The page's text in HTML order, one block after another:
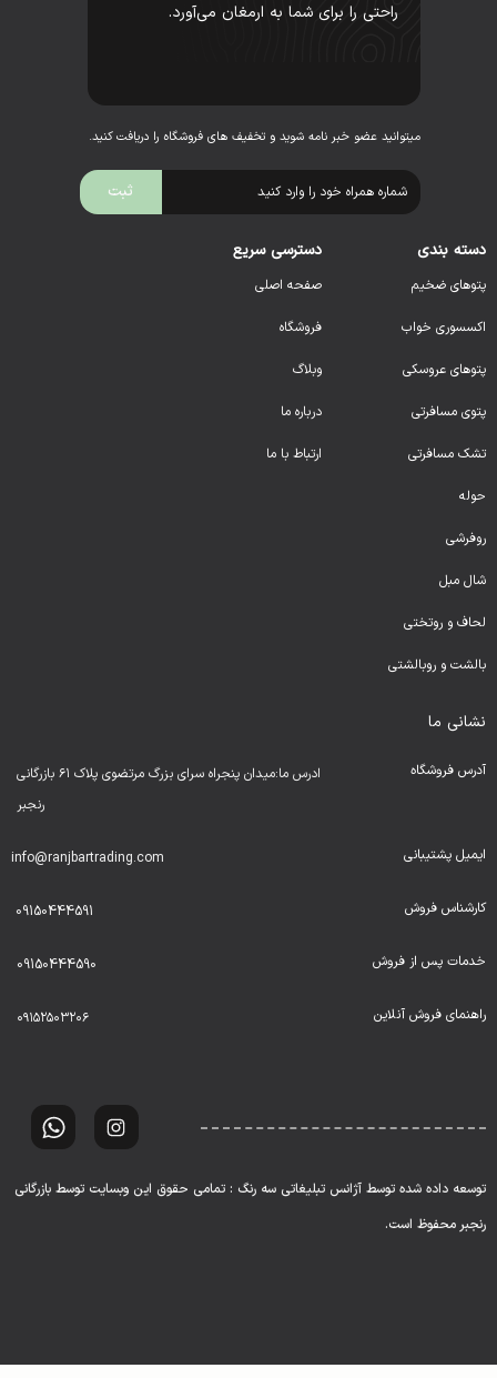
راحتی را برای شما به ارمغان می‌آورد.
میتوانید عضو خبر نامه شوید و تخفیف های فروشگاه را دریافت کنید.
دسته بندی
پتوهای ضخیم
اکسسوری خواب
پتوهای عروسکی
پتوی مسافرتی
تشک مسافرتی
حوله
روفرشی
شال مبل
لحاف و روتختی
بالشت و روبالشتی
دسترسی سریع
صفحه اصلی
فروشگاه
وبلاگ
درباره ما
ارتباط با ما
نشانی ما
آدرس فروشگاه
ادرس ما:میدان پنجراه سرای بزرگ مرتضوی پلاک ۶۱ بازرگانی
رنجبر
ایمیل پشتیبانی info@ranjbartrading.com
کارشناس فروش 09150444591
خدمات پس از فروش 09150444590
راهنمای فروش آنلاین ۰۹۱۵۲۵۰۳۲۰۶
توسعه داده شده توسط آژانس تبلیغاتی سه رنگ : تمامی حقوق این وبسایت توسط بازرگانی
رنجبر محفوظ است.